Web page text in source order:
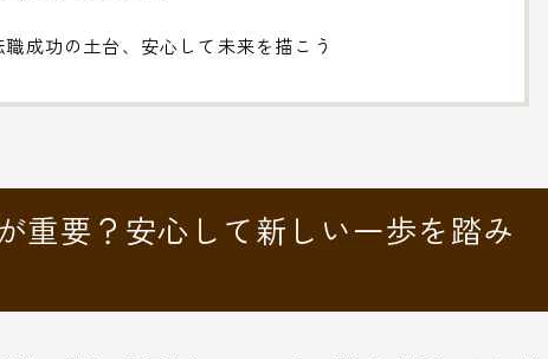
成功の土台、安心して未来を描こう
重要？安心して新しい一歩を踏み